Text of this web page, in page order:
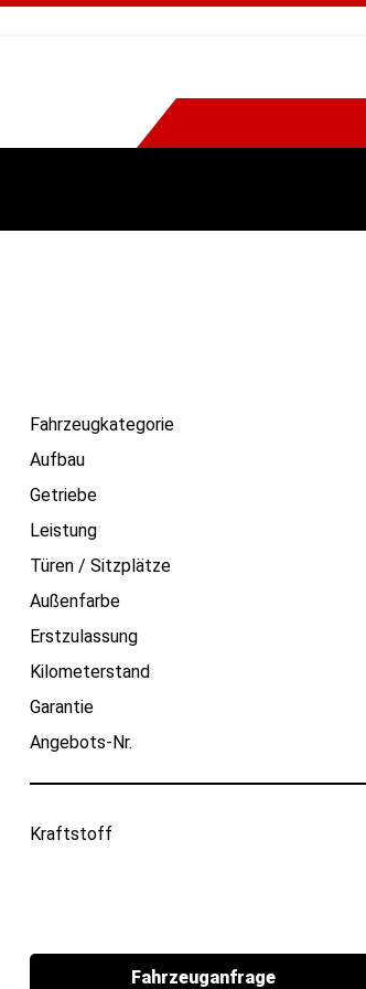
Fahrzeugkategorie
Aufbau
Getriebe
Leistung
Türen / Sitzplätze
Außenfarbe
Erstzulassung
Kilometerstand
Garantie
Angebots-Nr.
Kraftstoff
Fahrzeuganfrage